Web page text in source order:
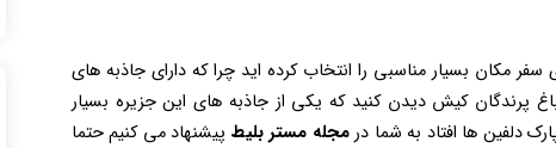
مکان بسیار مناسبی را انتخاب کرده اید چرا که دارای جاذبه های
پرندگان کیش دیدن کنید که یکی از جاذبه های این جزیره بسیار
دلفین ها افتاد به شما درمجله مستر بلیط پیشنهاد می کنیم حتما